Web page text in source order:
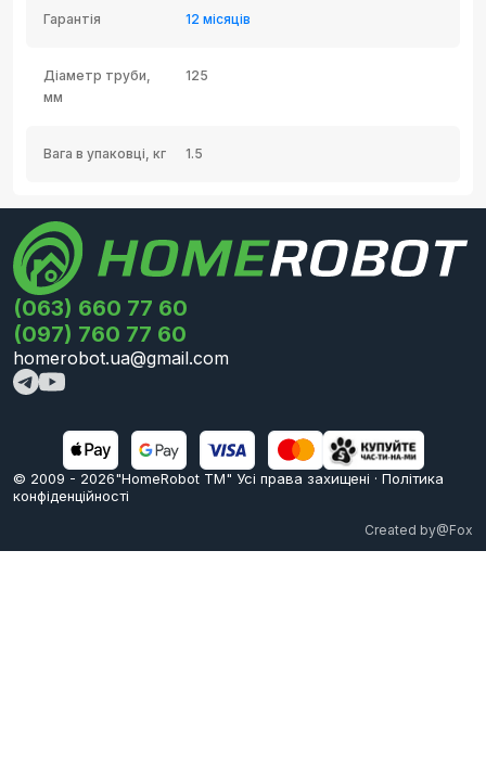
Гарантія 12 місяців
Діаметр труби,
мм
125
Вага в упаковці, кг 1.5
(063) 660 77 60
(097) 760 77 60
homerobot.ua@gmail.com
© 2009 - 2026"HomeRobot ТМ" Усi права захищені · Політика
конфіденційності
Created by@Fox